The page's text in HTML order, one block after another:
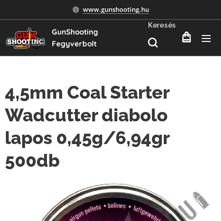
www.gunshooting.hu
GunShooting
Fegyverbolt
Keresés
4,5mm Coal Starter
Wadcutter diabolo
lapos 0,45g/6,94gr
500db